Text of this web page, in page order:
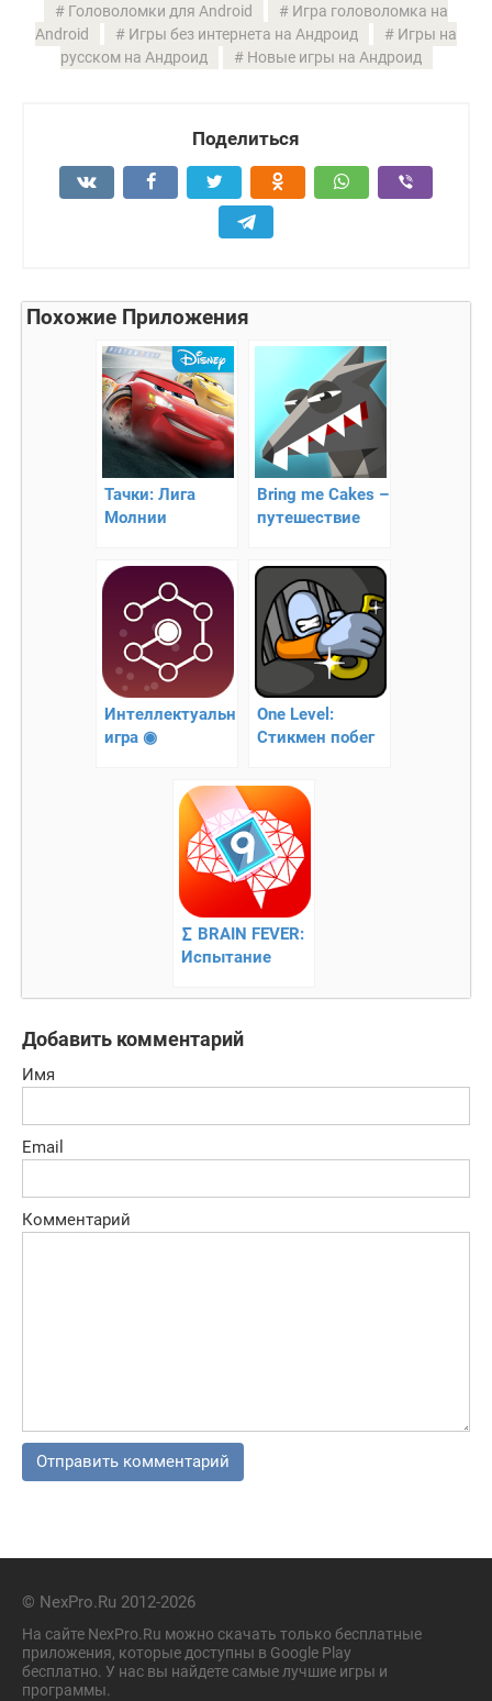
Головоломки для Android
Игра головоломка на
Android
Игры без интернета на Андроид
Игры на
русском на Андроид
Новые игры на Андроид
Поделиться
Похожие Приложения
Тачки: Лига
Молнии
Bring me Cakes –
путешествие
Шапочки
Интеллектуальная
игра ◉
One Level:
Стикмен побег
∑ BRAIN FEVER:
Испытание
Добавить комментарий
Имя
Email
Комментарий
© NexPro.Ru 2012-2026
На сайте NexPro.Ru можно скачать только бесплатные
приложения, которые доступны в Google Play
бесплатно. У нас вы найдете самые лучшие игры и
программы.